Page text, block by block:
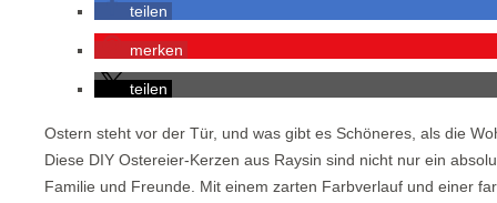
teilen
merken
teilen
Ostern steht vor der Tür, und was gibt es Schöneres, als die
Diese DIY Ostereier-Kerzen aus Raysin sind nicht nur ein
Familie und Freunde. Mit einem zarten Farbverlauf und einer